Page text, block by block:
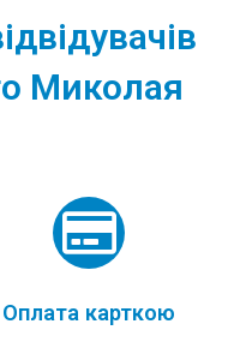
Миколая
Оплата карткою